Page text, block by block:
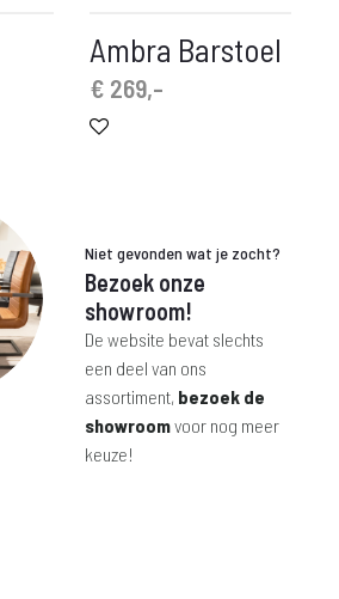
Ambra Barstoel
€ 269,-
Niet gevonden wat je zocht?
Bezoek onze
showroom!
De website bevat slechts
een deel van ons
assortiment, bezoek de
showroomvoor nog meer
keuze!